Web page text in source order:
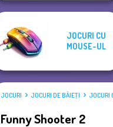
JOCURI CU
MOUSE-UL
JOCURI JOCURI DE BĂIEŢI JOCURI
Funny Shooter 2